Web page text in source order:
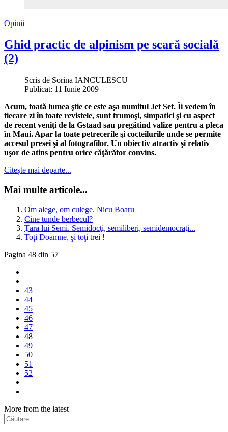
Opinii
Ghid practic de alpinism pe scară socială
(2)
Scris de Sorina IANCULESCU
Publicat: 11 Iunie 2009
Acum, toată lumea ştie ce este aşa numitul Jet Set. Îi vedem în
fiecare zi în toate revistele, sunt frumoşi, simpatici şi cu aspect
de recent veniţi de la Gstaad sau pregătind valize pentru a pleca
în Maui. Apar la toate petrecerile şi cocteilurile unde se permite
accesul presei şi al fotografilor. Un obiectiv atractiv şi relativ
uşor de atins pentru orice căţărător convins.
Citește mai departe...
Mai multe articole...
Om alege, om culege. Nicu Boaru
Cine tunde berbecul?
Ţara lui Semi. Semidocţi, semiliberi, semidemocraţi...
Toţi Doamne, şi toţi trei !
Pagina 48 din 57
43
44
45
46
47
48
49
50
51
52
More from the latest